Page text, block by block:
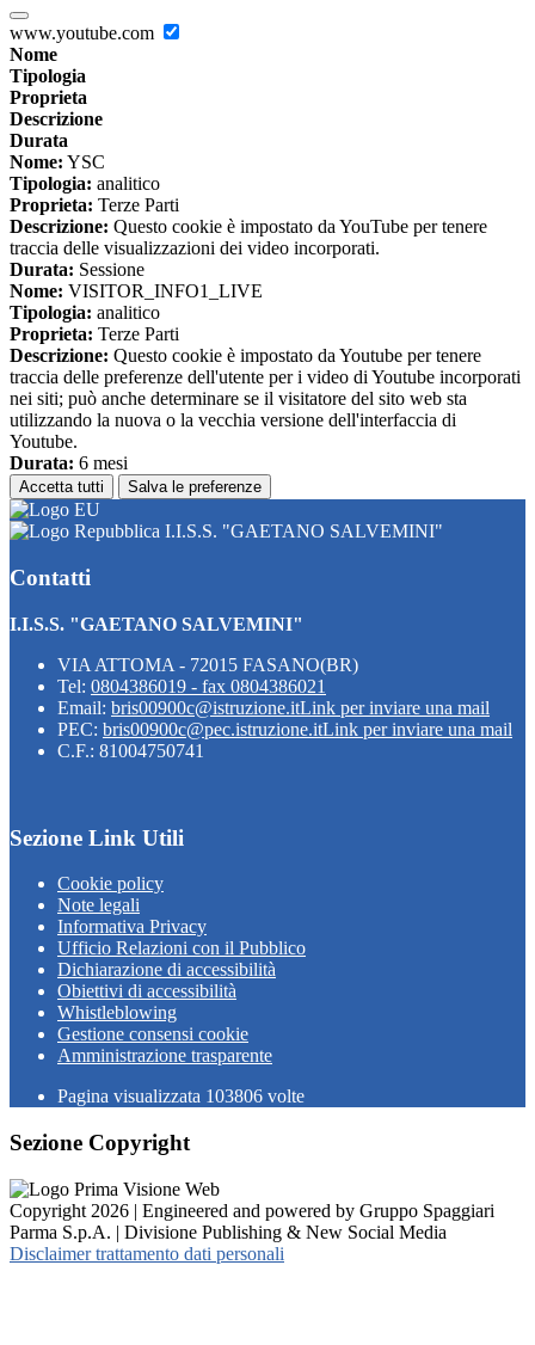
www.youtube.com
Nome
Tipologia
Proprieta
Descrizione
Durata
Nome: YSC
Tipologia: analitico
Proprieta: Terze Parti
Descrizione: Questo cookie è impostato da YouTube per tenere
traccia delle visualizzazioni dei video incorporati.
Durata: Sessione
Nome: VISITOR_INFO1_LIVE
Tipologia: analitico
Proprieta: Terze Parti
Descrizione: Questo cookie è impostato da Youtube per tenere
traccia delle preferenze dell'utente per i video di Youtube incorporati
nei siti; può anche determinare se il visitatore del sito web sta
utilizzando la nuova o la vecchia versione dell'interfaccia di
Youtube.
Durata: 6 mesi
Accetta tutti Salva le preferenze
I.I.S.S. "GAETANO SALVEMINI"
Contatti
I.I.S.S. "GAETANO SALVEMINI"
VIA ATTOMA - 72015 FASANO(BR)
Tel: 0804386019 - fax 0804386021
Email: bris00900c@istruzione.itLink per inviare una mail
PEC: bris00900c@pec.istruzione.itLink per inviare una mail
C.F.: 81004750741
Sezione Link Utili
Cookie policy
Note legali
Informativa Privacy
Ufficio Relazioni con il Pubblico
Dichiarazione di accessibilità
Obiettivi di accessibilità
Whistleblowing
Gestione consensi cookie
Amministrazione trasparente
Pagina visualizzata 103806 volte
Sezione Copyright
Copyright 2026 | Engineered and powered by Gruppo Spaggiari
Parma S.p.A. | Divisione Publishing & New Social Media
Disclaimer trattamento dati personali